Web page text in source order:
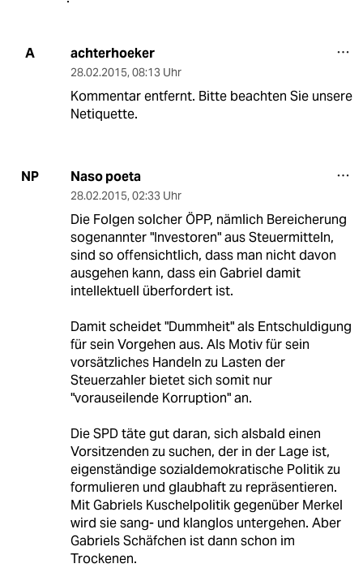
A achterhoeker
28.02.2015, 08:13 Uhr
Kommentar entfernt. Bitte beachten Sie unsere
Netiquette.
NP Naso poeta
28.02.2015, 02:33 Uhr
Die Folgen solcher ÖPP, nämlich Bereicherung
sogenannter "Investoren" aus Steuermitteln,
sind so offensichtlich, dass man nicht davon
ausgehen kann, dass ein Gabriel damit
intellektuell überfordert ist.
Damit scheidet "Dummheit" als Entschuldigung
für sein Vorgehen aus. Als Motiv für sein
vorsätzliches Handeln zu Lasten der
Steuerzahler bietet sich somit nur
"vorauseilende Korruption" an.
Die SPD täte gut daran, sich alsbald einen
Vorsitzenden zu suchen, der in der Lage ist,
eigenständige sozialdemokratische Politik zu
formulieren und glaubhaft zu repräsentieren.
Mit Gabriels Kuschelpolitik gegenüber Merkel
wird sie sang- und klanglos untergehen. Aber
Gabriels Schäfchen ist dann schon im
Trockenen.